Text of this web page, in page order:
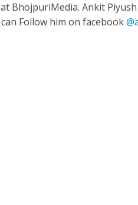
at BhojpuriMedia. Ankit
Follow him on facebook